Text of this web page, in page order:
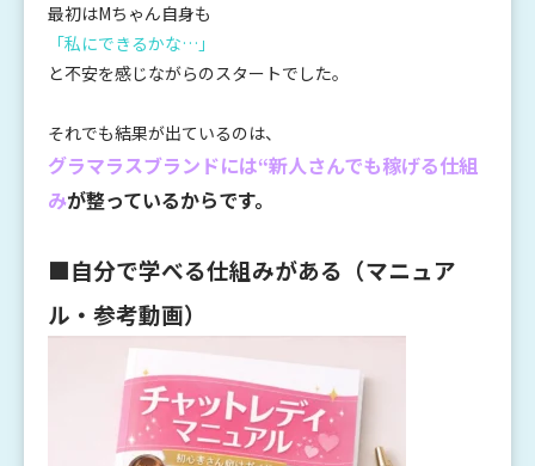
最初はMちゃん自身も
「私にできるかな…」
と不安を感じながらのスタートでした。
それでも結果が出ているのは、
グラマラスブランドには“新人さんでも稼げる仕組
みが整っているからです。
■自分で学べる仕組みがある（マニュア
ル・参考動画）